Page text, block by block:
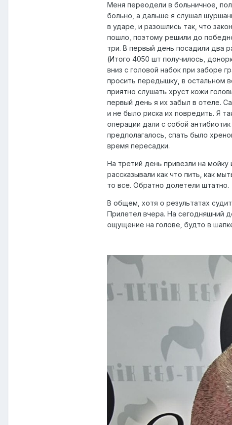
Меня переодели в больничное,
больно, а дальше я слушал
в ударе, и разошлись так, что
пошло, поэтому решили до
три. В первый день посадили два
(Итого 4050 шт получилось,
вниз с головой набок при заборе
просить передышку, в остальном
приятно слушать хруст кожи
первый день я их забыл в отеле.
и не было риска их повредить. Я
операции дали с собой
предполагалось, спать было
время пересадки.
На третий день привезли на
рассказывали как что пить, как
то все. Обратно долетели штатно.
В общем, хотя о результатах
Прилетел вчера. На сегодняшний
ощущение на голове, будто в